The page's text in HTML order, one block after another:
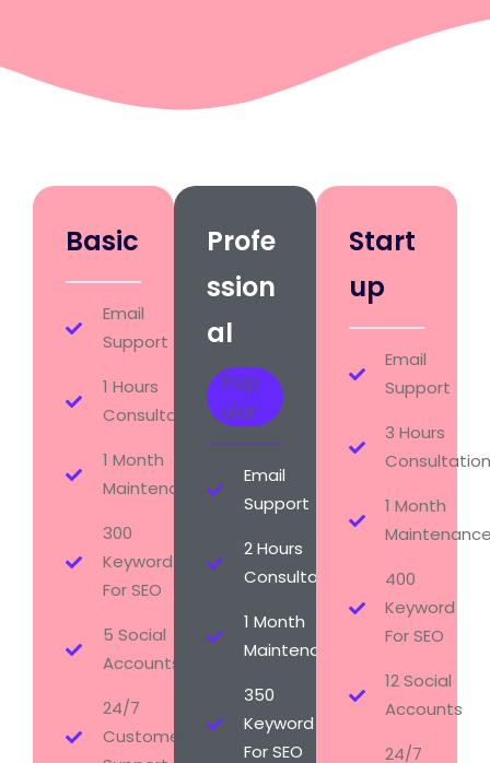
Basic
Email
Support
1 Hours
Consultation
1 Month
Maintenance
300
Keyword
For SEO
5 Social
Accounts
24/7
Customer
Profe
ssion
al
Pop
ular
Email
Support
2 Hours
Consultation
1 Month
Maintenance
350
Keyword
For SEO
Start
up
Email
Support
3 Hours
1 Month
400
Keyword
For SEO
12 Social
Accounts
24/7